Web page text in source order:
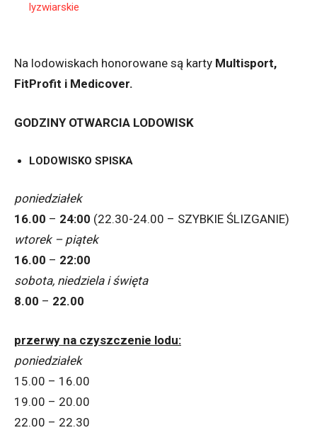
lyzwiarskie
Na lodowiskach honorowane są karty Multisport,
FitProfit i Medicover.
GODZINY OTWARCIA LODOWISK
LODOWISKO SPISKA
poniedziałek
16.00 – 24:00 (22.30-24.00 – SZYBKIE ŚLIZGANIE)
wtorek – piątek
16.00 – 22:00
sobota, niedziela i święta
8.00 – 22.00
przerwy na czyszczenie lodu:
poniedziałek
15.00 – 16.00
19.00 – 20.00
22.00 – 22.30